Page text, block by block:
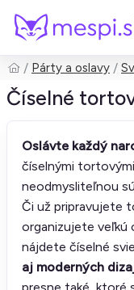
Hľadať
Párty a oslavy
Číselné
Oslávte každý
číselnými
neodmysliteľnou
Či už pripravujete
organizujete veľkú
nájdete číselné
aj moderných